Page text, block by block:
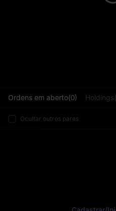
Ordens em aberto(0)
Ocultar outros pares